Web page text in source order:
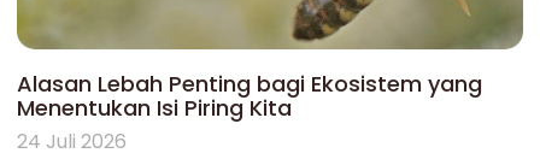
Alasan Lebah Penting bagi Ekosistem yang
Menentukan Isi Piring Kita
24 Juli 2026